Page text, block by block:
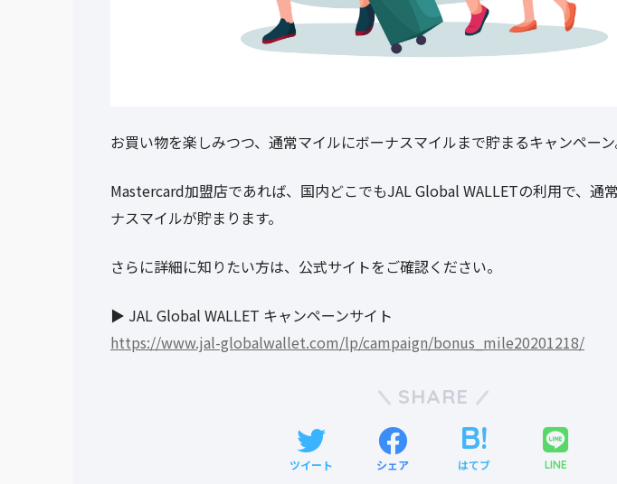
お買い物を楽しみつつ、通常マイルにボーナスマイルまで貯まるキャンペーン
Mastercard加盟店であれば、国内どこでもJAL Global WALLETの利用で、通
ナスマイルが貯まります。
さらに詳細に知りたい方は、公式サイトをご確認ください。
▶︎ JAL Global WALLET キャンペーンサイト
https://www.jal-globalwallet.com/lp/campaign/bonus_mile20201218/
SHARE
ツイート シェア はてブ LINE